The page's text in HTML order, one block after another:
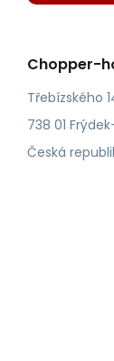
Chopper-
Třebízského
738 01
Česká